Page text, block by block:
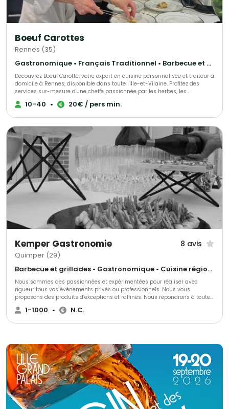
Boeuf Carottes
Rennes (35)
Gastronomique • Français Traditionnel • Barbecue et grillades
Découvrez Boeuf Carotte, votre expert en cuisine personnalisée et traiteur à
domicile à Rennes, disponible dans toute l'Ille-et-Vilaine. Profitez des
services sur-mesure d'une cheffe passionnée par les herbes, les
aromates, la cuisine traditionnelle française et la gastronomie
méditerranéenne. Spécialisée dans les dîners en famille, les événements
à vos attentes et à votre budget. Vivez une expérience culinaire unique en
découvrant de nouvelles saveurs et en créant des souvenirs mémorables
avec un service traiteur et cheffe à domicile de qualité. Faites confiance à
Boeuf Carotte pour transformer votre événement en un moment
exceptionnel.
10-40 • 20€ / pers min.
Kemper Gastronomie 8 avis
Quimper (29)
Barbecue et grillades • Gastronomique • Cuisine régionale
Nous sommes des passionnées et expérimentées pour réaliser avec
rigueur tous vos événements privés ou professionnels. Nous vous
proposons des produits d’exceptions et raffinés. Nous répondrons à toutes
vos demandes même les plus originales.
1-1000 • N.C.